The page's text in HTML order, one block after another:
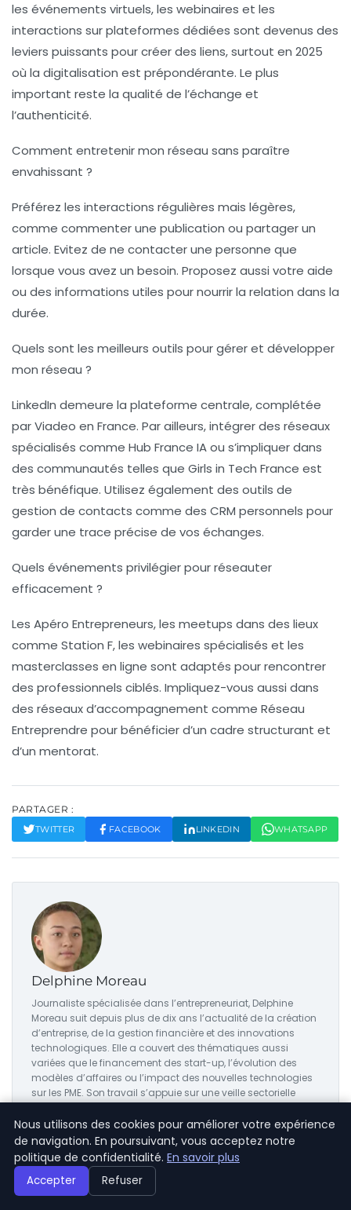
les événements virtuels, les webinaires et les
interactions sur plateformes dédiées sont devenus des
leviers puissants pour créer des liens, surtout en 2025
où la digitalisation est prépondérante. Le plus
important reste la qualité de l’échange et
l’authenticité.
Comment entretenir mon réseau sans paraître
envahissant ?
Préférez les interactions régulières mais légères,
comme commenter une publication ou partager un
article. Evitez de ne contacter une personne que
lorsque vous avez un besoin. Proposez aussi votre aide
ou des informations utiles pour nourrir la relation dans la
durée.
Quels sont les meilleurs outils pour gérer et développer
mon réseau ?
LinkedIn demeure la plateforme centrale, complétée
par Viadeo en France. Par ailleurs, intégrer des réseaux
spécialisés comme Hub France IA ou s’impliquer dans
des communautés telles que Girls in Tech France est
très bénéfique. Utilisez également des outils de
gestion de contacts comme des CRM personnels pour
garder une trace précise de vos échanges.
Quels événements privilégier pour réseauter
efficacement ?
Les Apéro Entrepreneurs, les meetups dans des lieux
comme Station F, les webinaires spécialisés et les
masterclasses en ligne sont adaptés pour rencontrer
des professionnels ciblés. Impliquez-vous aussi dans
des réseaux d’accompagnement comme Réseau
Entreprendre pour bénéficier d’un cadre structurant et
d’un mentorat.
PARTAGER :
TWITTER FACEBOOK LINKEDIN WHATSAPP
Delphine Moreau
Journaliste spécialisée dans l’entrepreneuriat, Delphine
Moreau suit depuis plus de dix ans l’actualité de la création
d’entreprise, de la gestion financière et des innovations
technologiques. Elle a couvert des thématiques aussi
variées que le financement des start-up, l’évolution des
modèles d’affaires ou l’impact des nouvelles technologies
sur les PME. Son travail s’appuie sur une veille sectorielle
experts.
Voir tous les articles →
Nous utilisons des cookies pour améliorer votre expérience
de navigation. En poursuivant, vous acceptez notre
politique de confidentialité. En savoir plus
Accepter Refuser